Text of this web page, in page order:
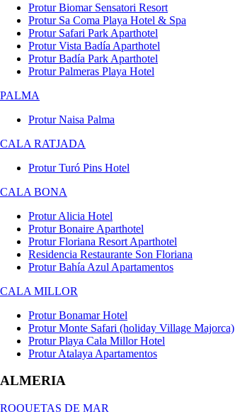
Protur Biomar Sensatori Resort
Protur Sa Coma Playa Hotel & Spa
Protur Safari Park Aparthotel
Protur Vista Badía Aparthotel
Protur Badía Park Aparthotel
Protur Palmeras Playa Hotel
PALMA
Protur Naisa Palma
CALA RATJADA
Protur Turó Pins Hotel
CALA BONA
Protur Alicia Hotel
Protur Bonaire Aparthotel
Protur Floriana Resort Aparthotel
Residencia Restaurante Son Floriana
Protur Bahía Azul Apartamentos
CALA MILLOR
Protur Bonamar Hotel
Protur Monte Safari (holiday Village Majorca)
Protur Playa Cala Millor Hotel
Protur Atalaya Apartamentos
ALMERIA
ROQUETAS DE MAR